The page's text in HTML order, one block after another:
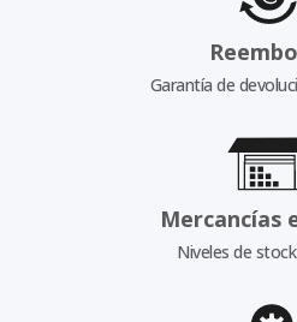
Garantía de
Mercancías
Niveles de